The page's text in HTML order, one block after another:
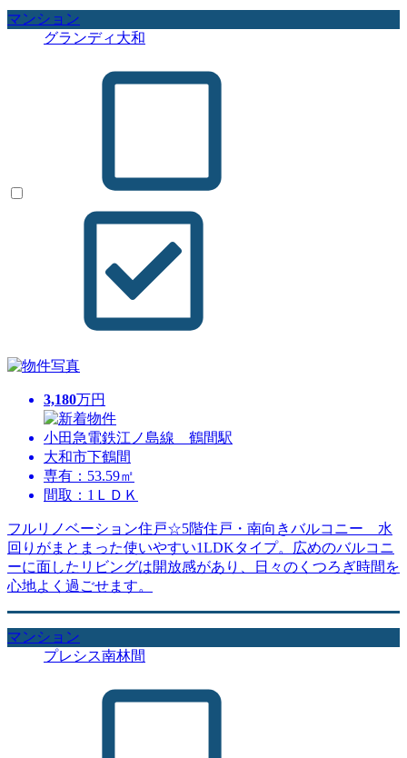
マンション
グランディ大和
3,180万円
小田急電鉄江ノ島線 鶴間駅
大和市下鶴間
専有：53.59㎡
間取：1ＬＤＫ
フルリノベーション住戸☆5階住戸・南向きバルコニー 水
回りがまとまった使いやすい1LDKタイプ。広めのバルコニ
ーに面したリビングは開放感があり、日々のくつろぎ時間を
心地よく過ごせます。
マンション
プレシス南林間